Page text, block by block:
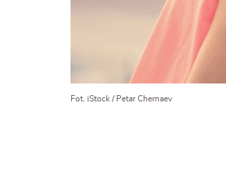
Fot. iStock / Petar Chernaev